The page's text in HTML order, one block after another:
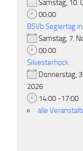
Samstag, 10.
00:00
BSVb Seglertag
Samstag, 7.
00:00
Silvesterhock
Donnerstag,
2026
14:00 -17:00
alle